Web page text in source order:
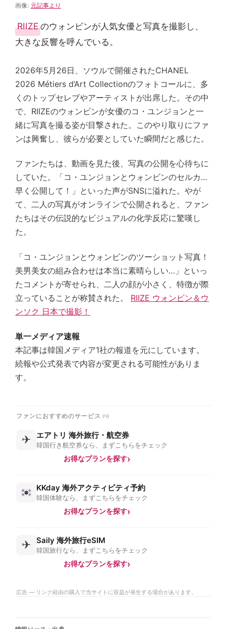
画像: 元記事より
RIIZEのウォンビンが人気女優と写真を撮影し、
大きな反響を呼んでいる。
2026年5月26日、ソウルで開催されたCHANEL
2026 Métiers d’Art Collectionのフォトコールに、多
くのトップセレブやアーティストが出席した。その中
で、RIIZEのウォンビンが女優のコ・ユンジョンと一
緒に写真を撮る姿が目撃された。このやり取りにファ
ンは興奮し、彼らが必要としていた瞬間だと感じた。
ファンたちは、動画を見た後、写真の公開を心待ちに
していた。「コ・ユンジョンとウォンビンのセルカ…
早く公開して！」といった声がSNSに溢れた。やが
て、二人の写真がオンラインで公開されると、ファン
たちはその伝説的なビジュアルの化学反応に驚嘆し
た。
「コ・ユンジョンとウォンビンのツーショット写真！
美男美女の組み合わせは本当に素晴らしい…」といっ
たコメントが寄せられ、二人の顔が小さく、特徴が際
立っていることが称賛された。 RIIZE ウォンビン＆ウ
ンソク 日本で撮影！
単一メディア速報
本記事は韓国メディア1社の報道を元にしています。
続報や公式発表で内容が変更される可能性がありま
す。
ファンにおすすめのサービス
✈ エアトリ 海外旅行・航空券
韓国行き航空券なら、まずこちらをチェック
お得なプランを探す
KKday 海外アクティビティ予約
韓国体験なら、まずこちらをチェック
お得なプランを探す
✈ Saily 海外旅行eSIM
韓国旅行なら、まずこちらをチェック
お得なプランを探す
広告 — リンク経由の購入で当サイトに収益が発生する場合があります。